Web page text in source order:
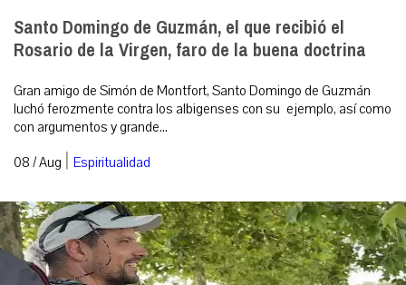
Santo Domingo de Guzmán, el que recibió el
Rosario de la Virgen, faro de la buena doctrina
Gran amigo de Simón de Montfort, Santo Domingo de Guzmán
luchó ferozmente contra los albigenses con su ejemplo, así como
con argumentos y grande...
08 / Aug | Espiritualidad